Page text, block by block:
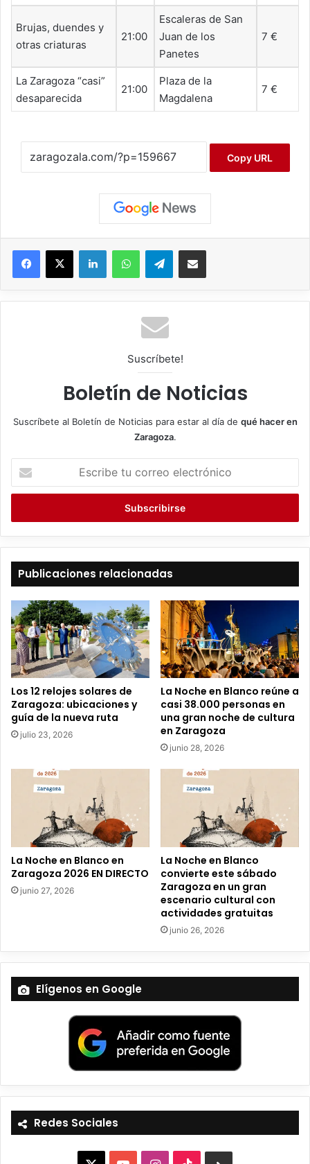
Brujas, duendes y
otras criaturas
21:00
Escaleras de San
Juan de los
Panetes
7 €
La Zaragoza “casi”
desaparecida
21:00
Plaza de la
Magdalena
7 €
Copy URL
Telegram
Suscríbete!
Boletín de Noticias
Suscríbete al Boletín de Noticias para estar al día de qué hacer en
Zaragoza.
c
i
b
r
r
e
o
l
c
t
ó
Publicaciones relacionadas
Los 12 relojes solares de
Zaragoza: ubicaciones y
guía de la nueva ruta
julio 23, 2026
La Noche en Blanco reúne a
casi 38.000 personas en
una gran noche de cultura
en Zaragoza
junio 28, 2026
La Noche en Blanco en
Zaragoza 2026 EN DIRECTO
junio 27, 2026
La Noche en Blanco
convierte este sábado
Zaragoza en un gran
escenario cultural con
actividades gratuitas
junio 26, 2026
Elígenos en Google
Redes Sociales